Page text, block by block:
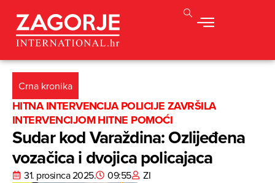
Crna kronika
HITNA INTERVENCIJA POLICIJE ZAVRŠILA
INTERVENCIJOM HITNE POMOĆI
Sudar kod Varaždina: Ozlijeđena
vozačica i dvojica policajaca
31. prosinca 2025. 09:55 ZI